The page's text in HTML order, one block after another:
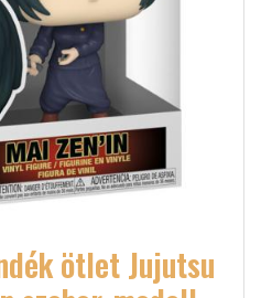
ötlet Jujutsu